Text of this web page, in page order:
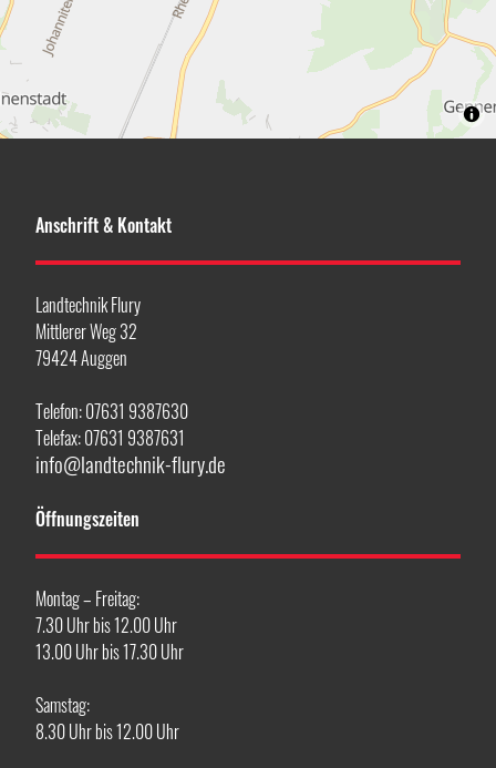
Anschrift & Kontakt
Landtechnik Flury
Mittlerer Weg 32
79424 Auggen
Telefon: 07631 9387630
Telefax: 07631 9387631
info@landtechnik-flury.de
Öffnungszeiten
Montag – Freitag:
7.30 Uhr bis 12.00 Uhr
13.00 Uhr bis 17.30 Uhr
Samstag:
8.30 Uhr bis 12.00 Uhr